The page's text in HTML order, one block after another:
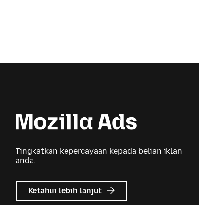
Tingkatkan kepercayaan kepada belian iklan
anda.
Ketahui lebih lanjut tentang
Iklan